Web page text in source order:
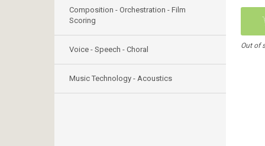
Composition - Orchestration - Film
Scoring
Voice - Speech - Choral
Music Technology - Acoustics
Out of